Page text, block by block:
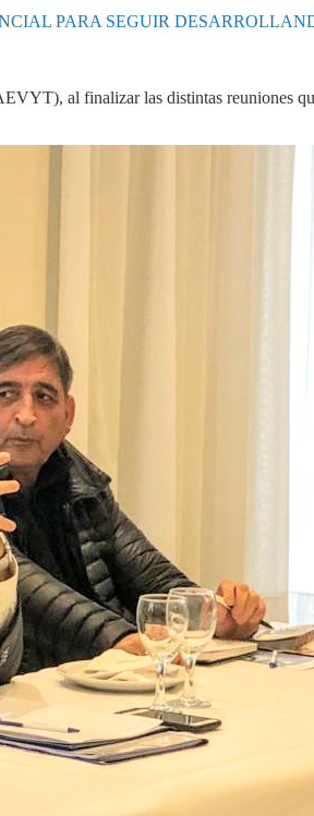
PARA SEGUIR
al finalizar las distintas reuniones